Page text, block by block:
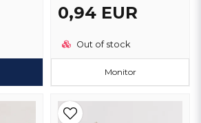
0,94 EUR
Out of stock
Monitor